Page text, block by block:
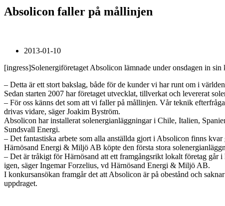
Absolicon faller på mållinjen
2013-01-10
[ingress]Solenergiföretaget Absolicon lämnade under onsdagen in
– Detta är ett stort bakslag, både för de kunder vi har runt om i
Sedan starten 2007 har företaget utvecklat, tillverkat och levererat
– För oss känns det som att vi faller på mållinjen. Vår teknik
drivas vidare, säger Joakim Byström.
Absolicon har installerat solenergianläggningar i Chile, Italien,
Sundsvall Energi.
– Det fantastiska arbete som alla anställda gjort i Absolicon finns
Härnösand Energi & Miljö AB köpte den första stora
– Det är tråkigt för Härnösand att ett framgångsrikt lokalt företag går
igen, säger Ingemar Forzelius, vd Härnösand Energi & Miljö AB.
I konkursansökan framgår det att Absolicon är på obestånd och
uppdraget.